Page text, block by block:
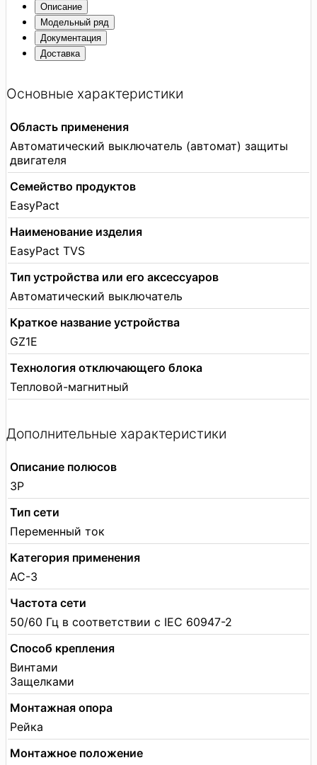
Описание
Модельный ряд
Документация
Доставка
Основные характеристики
Область применения
Автоматический выключатель (автомат) защиты
двигателя
Семейство продуктов
EasyPact
Наименование изделия
EasyPact TVS
Тип устройства или его аксессуаров
Автоматический выключатель
Краткое название устройства
GZ1E
Технология отключающего блока
Тепловой-магнитный
Дополнительные характеристики
Описание полюсов
3P
Тип сети
Переменный ток
Категория применения
AC-3
Частота сети
50/60 Гц в соответствии с IEC 60947-2
Способ крепления
Винтами
Защелками
Монтажная опора
Рейка
Монтажное положение